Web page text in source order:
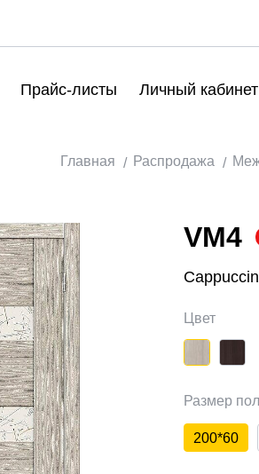
Прайс-листы Личный кабинет
Главная Распродажа
VM4
Цвет
Размер
200*60